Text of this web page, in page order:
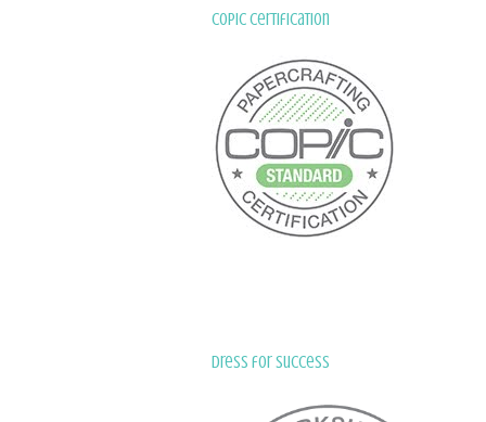
Copic Certification
Dress for Success